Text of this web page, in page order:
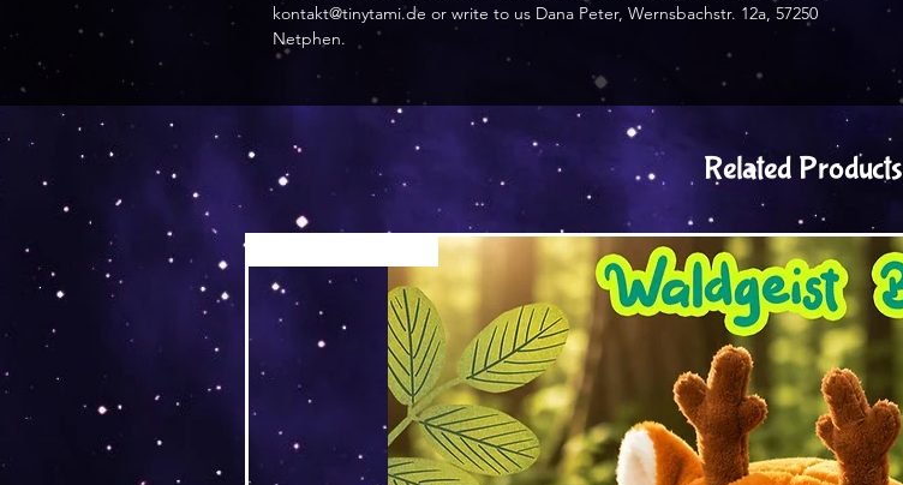
kontakt@tinytami.de or write to us Dana Peter, Wernsbachstr. 12a, 57250
Netphen.
Related Products